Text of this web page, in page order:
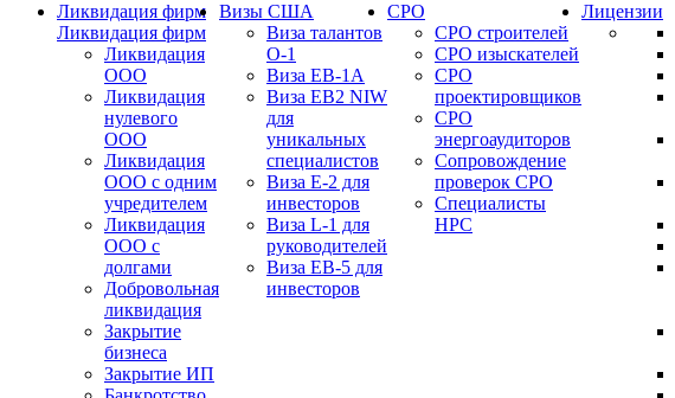
Ликвидация фирм
Ликвидация фирм
Ликвидация
ООО
Ликвидация
нулевого
ООО
Ликвидация
ООО с одним
учредителем
Ликвидация
ООО с
долгами
Добровольная
ликвидация
Закрытие
бизнеса
Закрытие ИП
Визы США
Виза талантов
О-1
Виза EB-1A
Виза EB2 NIW
для
уникальных
специалистов
Виза E-2 для
инвесторов
Виза L-1 для
руководителей
Виза EB-5 для
инвесторов
СРО
СРО строителей
СРО изыскателей
СРО
проектировщиков
СРО
энергоаудиторов
Сопровождение
проверок СРО
Специалисты
НРС
Лицензии